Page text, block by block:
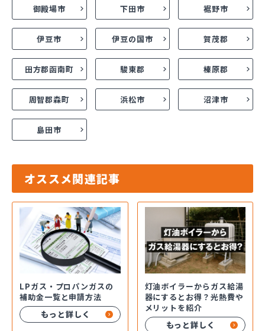
御殿場市 下田市 裾野市
伊豆市 伊豆の国市 賀茂郡
田方郡函南町 駿東郡 榛原郡
周智郡森町 浜松市 沼津市
島田市
オススメ関連記事
LPガス・プロパンガスの
補助金一覧と申請方法
もっと詳しく
灯油ボイラーからガス給湯
器にするとお得？光熱費や
メリットを紹介
もっと詳しく